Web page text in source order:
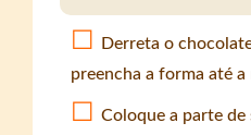
Derreta o
preencha a forma até a
Coloque a parte de